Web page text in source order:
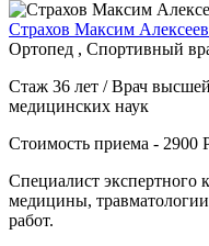
Страхов Максим
Ортопед , Спортивный
Стаж 36 лет / Врач
медицинских наук
Стоимость приема - 2900
Специалист экспертного
медицины,
работ.